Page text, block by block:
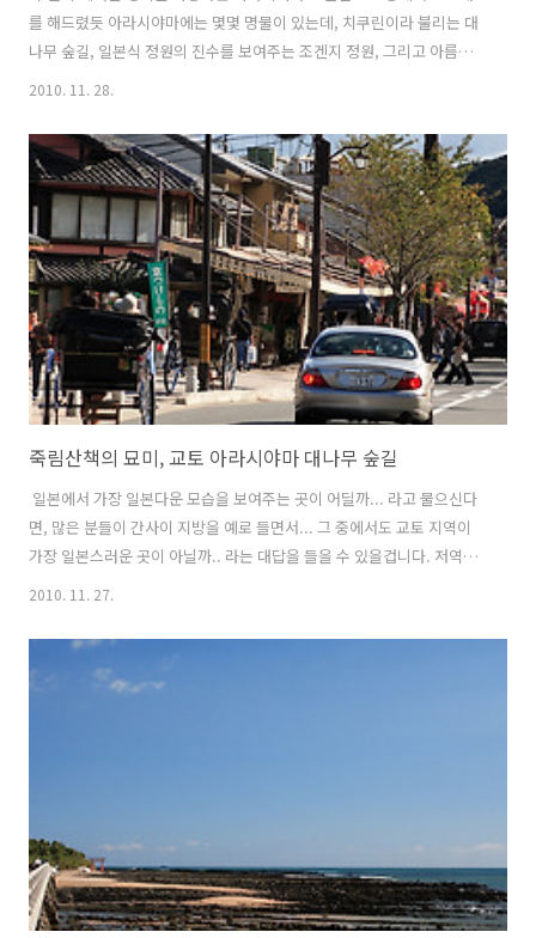
를 해드렸듯 아라시야마에는 몇몇 명물이 있는데, 치쿠린이라 불리는 대
나무 숲길, 일본식 정원의 진수를 보여주는 조겐지 정원, 그리고 아름다
운 목책교 도게츠교까지... 아라시야마를 여행하시는 분들이라면 꼭 들
에서 소개해 드릴 토롯코 열차를 꼭 타보셔야 하는데, 역시나 철도 인프
라가 잘 갖춰진 곳이기에, 이곳 역시 아라시야마의 전체 절경을 한눈에
볼 수 있는 관광열차, 토롯코 열차가 운행을 하고 있어 꼭 탑승해 보시길
추천드려요. . . . 조겐지 정원에서부터 이어진 대나무 숲길을 따라 끝까지
걸어나오면, 이렇게 토롯코 열차를 탈 수 있는 토롯코 사가역까지 가는
이정표..
2010. 11. 28.
죽림산책의 묘미, 교토 아라시야마 대나무 숲길
일본에서 가장 일본다운 모습을 보여주는 곳이 어딜까... 라고 물으신다
면, 많은 분들이 간사이 지방을 예로 들면서... 그 중에서도 교토 지역이
가장 일본스러운 곳이 아닐까.. 라는 대답을 들을 수 있을겁니다. 저역시
같은 생각을 가지고 있는데, 이때까지 JR패스로 일본 전국을 돌며, 멋진
큐슈 남부지방까지... 하나같이 일본스럽지 않은 그런 대자연의 모습들
을 소개해 드렸지만, 이번에 소개해 드릴 여행지는 바로 일본의 경주라
불리는 교토 지역에 위치한 아라시야마라는 곳에 대해 얘기하고자 합니
2010. 11. 27.